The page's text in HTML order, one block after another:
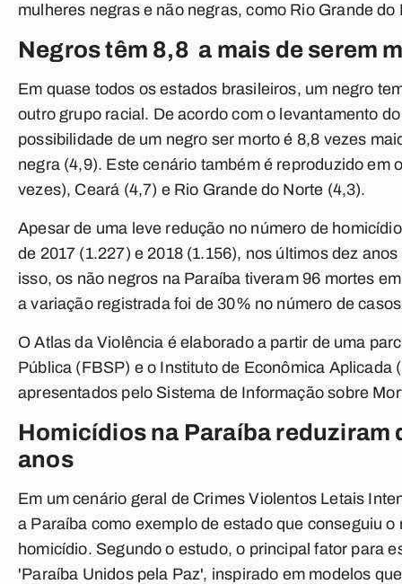
mulheres negras e não negras, como Rio Grande
Negros têm 8,8 a mais de serem
Em quase todos os estados brasileiros, um negro
outro grupo racial. De acordo com o levantamento
possibilidade de um negro ser morto é 8,8 vezes
negra (4,9). Este cenário também é reproduzido em
vezes), Ceará (4,7) e Rio Grande do Norte (4,3).
Apesar de uma leve redução no número de
de 2017 (1.227) e 2018 (1.156), nos últimos dez
isso, os não negros na Paraíba tiveram 96 mortes
a variação registrada foi de 30% no número de
O Atlas da Violência é elaborado a partir de uma
Pública (FBSP) e o Instituto de Econômica Aplicada
apresentados pelo Sistema de Informação sobre
Homicídios na Paraíba reduziram
anos
Em um cenário geral de Crimes Violentos Letais
a Paraíba como exemplo de estado que conseguiu
homicídio. Segundo o estudo, o principal fator para
'Paraíba Unidos pela Paz', inspirado em modelos